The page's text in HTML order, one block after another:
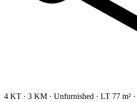
4 KT · 3 KM · Unfurnished · LT 77 m² ·